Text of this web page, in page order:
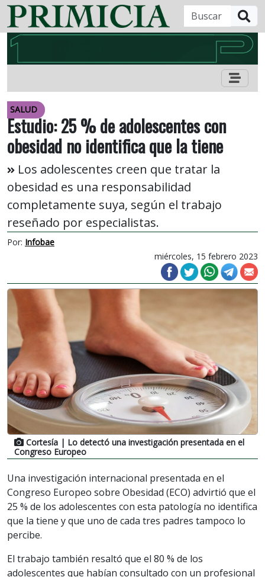
SALUD
Estudio: 25 % de adolescentes con
obesidad no identifica que la tiene
Los adolescentes creen que tratar la
obesidad es una responsabilidad
completamente suya, según el trabajo
reseñado por especialistas.
Por: Infobae
miércoles, 15 febrero 2023
Cortesía | Lo detectó una investigación presentada en el
Congreso Europeo
Una investigación internacional presentada en el
Congreso Europeo sobre Obesidad (ECO) advirtió que el
25 % de los adolescentes con esta patología no identifica
que la tiene y que uno de cada tres padres tampoco lo
percibe.
El trabajo también resaltó que el 80 % de los
adolescentes que habían consultado con un profesional